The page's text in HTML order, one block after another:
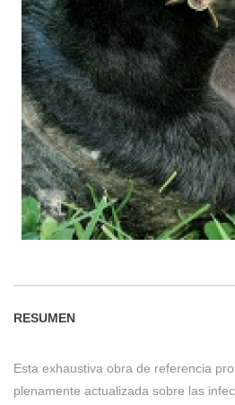
RESUMEN
Esta exhaustiva obra de referencia
plenamente actualizada sobre las